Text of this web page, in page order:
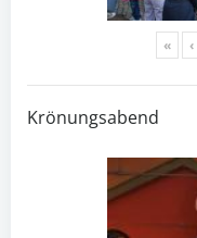
« ‹
Krönungsabend